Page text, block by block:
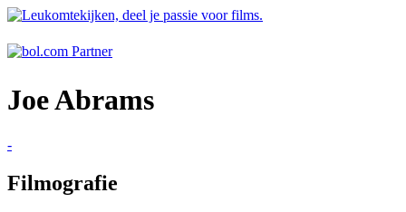
Joe Abrams
-
Filmografie